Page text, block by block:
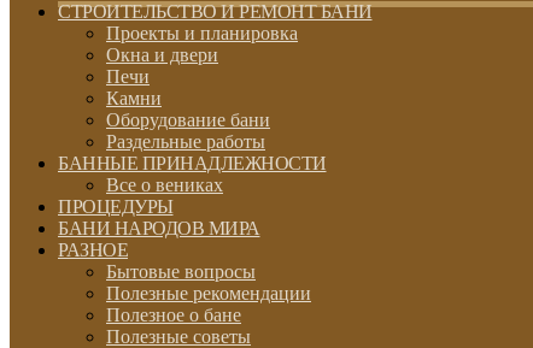
СТРОИТЕЛЬСТВО И РЕМОНТ БАНИ
Проекты и планировка
Окна и двери
Печи
Камни
Оборудование бани
Раздельные работы
БАННЫЕ ПРИНАДЛЕЖНОСТИ
Все о вениках
ПРОЦЕДУРЫ
БАНИ НАРОДОВ МИРА
РАЗНОЕ
Бытовые вопросы
Полезные рекомендации
Полезное о бане
Полезные советы